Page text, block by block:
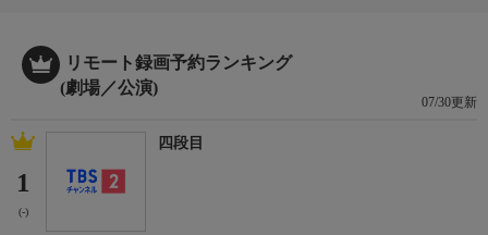
リモート録画予約ランキング
(劇場／公演)
07/30更新
1
(-)
四段目